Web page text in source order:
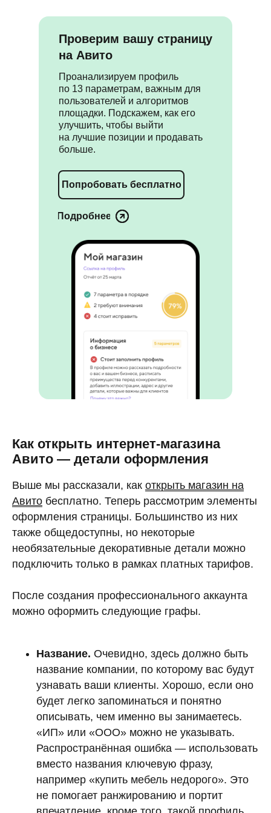
Проверим вашу страницу
на Авито
Проанализируем профиль
по 13 параметрам, важным для
пользователей и алгоритмов
площадки. Подскажем, как его
улучшить, чтобы выйти
на лучшие позиции и продавать
больше.
Попробовать бесплатно
Подробнее
Как открыть интернет-магазина
Авито — детали оформления
Выше мы рассказали, как открыть магазин на
Авито бесплатно. Теперь рассмотрим элементы
оформления страницы. Большинство из них
также общедоступны, но некоторые
необязательные декоративные детали можно
подключить только в рамках платных тарифов.
После создания профессионального аккаунта
можно оформить следующие графы.
Название. Очевидно, здесь должно быть
название компании, по которому вас будут
узнавать ваши клиенты. Хорошо, если оно
будет легко запоминаться и понятно
описывать, чем именно вы занимаетесь.
«ИП» или «ООО» можно не указывать.
Распространённая ошибка — использовать
вместо названия ключевую фразу,
например «купить мебель недорого». Это
не помогает ранжированию и портит